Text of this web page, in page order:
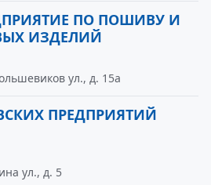
ПО ПОШИВУ И
ИЗДЕЛИЙ
ул., д. 15а
ПРЕДПРИЯТИЙ
ул., д. 5